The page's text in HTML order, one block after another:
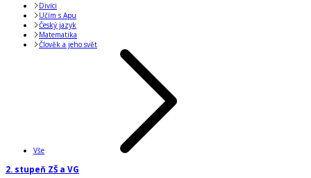
Divíci
Učím s Apu
Český jazyk
Matematika
Člověk a jeho svět
Vše
2. stupeň ZŠ a VG